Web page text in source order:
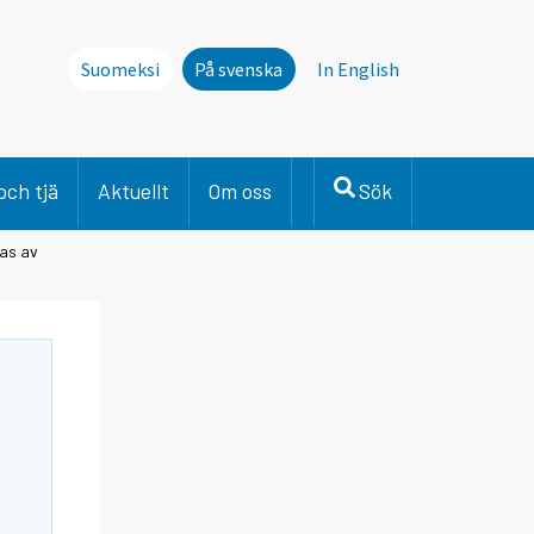
Suomeksi På svenska In English
tjä Aktuellt Om oss Sök
av